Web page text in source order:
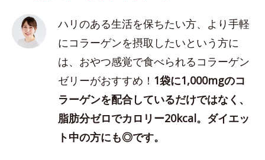
ハリのある生活を保ちたい方、より手軽
にコラーゲンを摂取したいという方に
は、おやつ感覚で食べられるコラーゲン
ゼリーがおすすめ！ 1袋に1,000mgのコ
ラーゲンを配合しているだけではなく、
脂肪分ゼロでカロリー20kcal。ダイエッ
ト中の方にも◎です。